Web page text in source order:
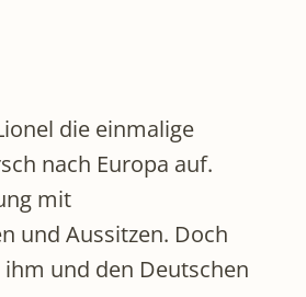
die einmalige
nach Europa auf.
mit
und Aussitzen. Doch
und den Deutschen